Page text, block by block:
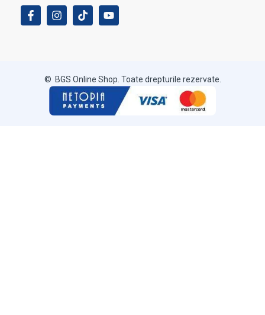
© BGS Online Shop. Toate drepturile rezervate.